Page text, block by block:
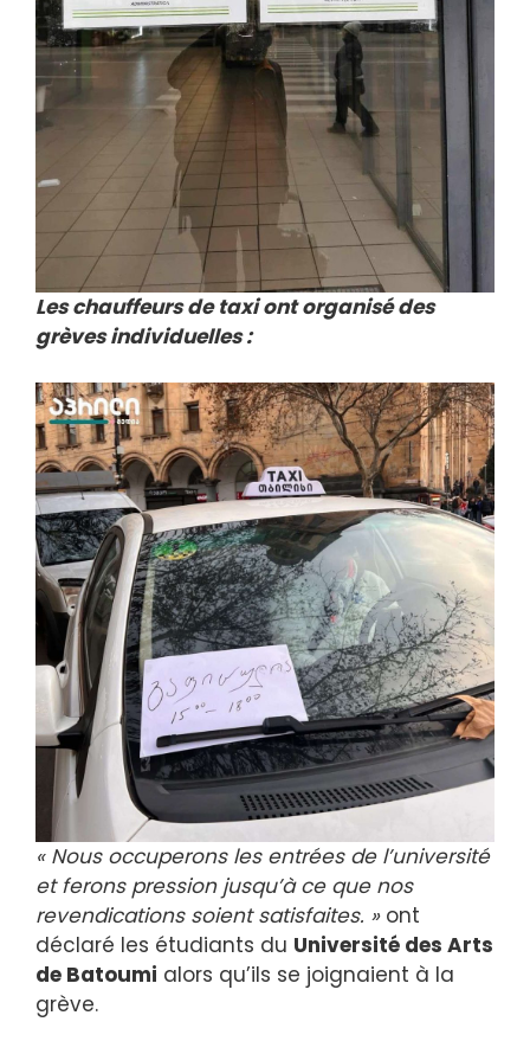
Les chauffeurs de taxi ont organisé des
grèves individuelles :
« Nous occuperons les entrées de l’université
et ferons pression jusqu’à ce que nos
revendications soient satisfaites. » ont
déclaré les étudiants du Université des Arts
de Batoumi alors qu’ils se joignaient à la
grève.